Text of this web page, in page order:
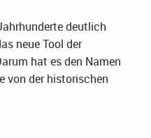
deutlich
neue Tool der
hat es den Namen
von der historischen